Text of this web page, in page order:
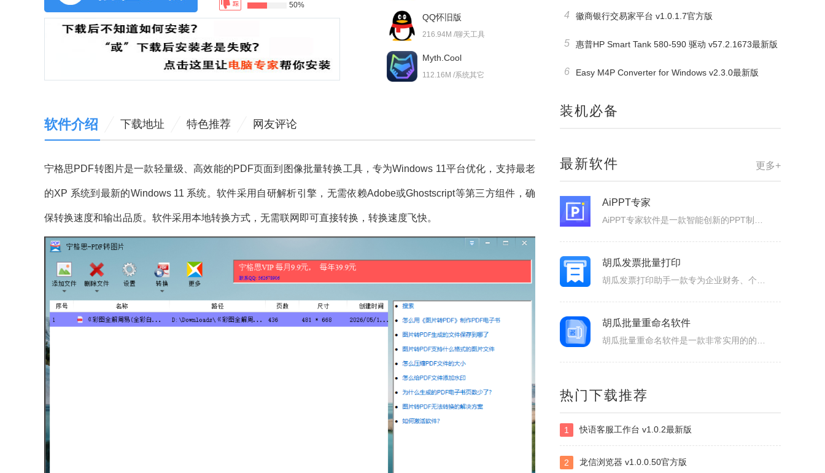
50%
QQ怀旧版
216.94M /聊天工具
Myth.Cool
112.16M /系统其它
软件介绍 下载地址 特色推荐 网友评论
宁格思PDF转图片是一款轻量级、高效能的PDF页面到图像批量转换工具，专为Windows 11平台优化，支持最老
的XP 系统到最新的Windows 11 系统。软件采用自研解析引擎，无需依赖Adobe或Ghostscript等第三方组件，确
保转换速度和输出品质。软件采用本地转换方式，无需联网即可直接转换，转换速度飞快。
4 徽商银行交易家平台 v1.0.1.7官方版
5 惠普HP Smart Tank 580-590 驱动 v57.2.1673最新版
6 Easy M4P Converter for Windows v2.3.0最新版
装机必备
更多+
最新软件
AiPPT专家
胡瓜发票批量打印
胡瓜批量重命名软件
NirSoft SmartSniff
热门下载推荐
1 快语客服工作台 v1.0.2最新版
2 龙信浏览器 v1.0.0.50官方版